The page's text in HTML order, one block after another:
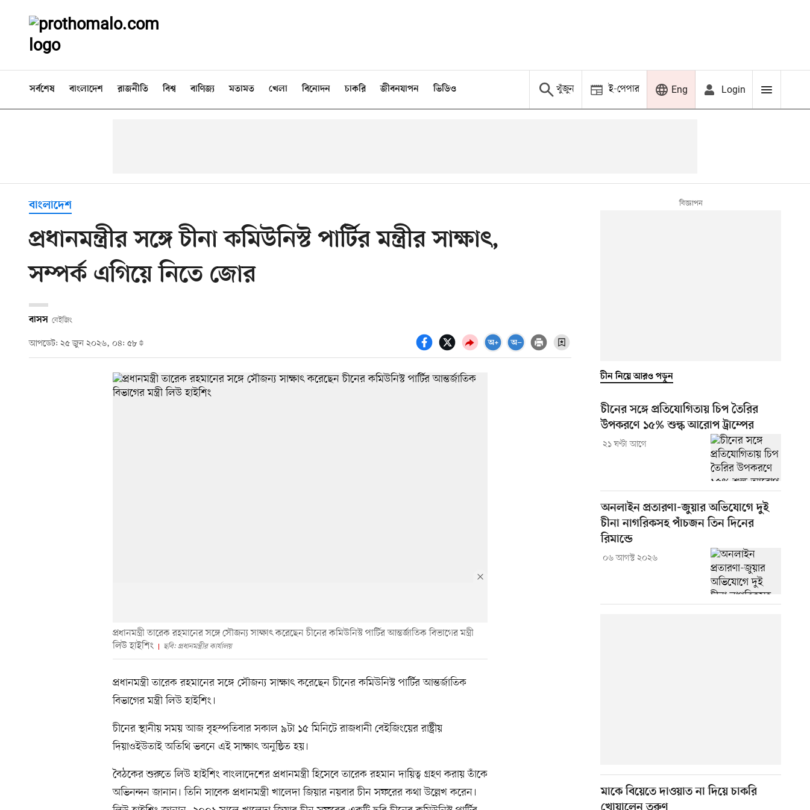
সর্বশেষ বাংলাদেশ রাজনীতি বিশ্ব বাণিজ্য মতামত খেলা বিনোদন চাকরি জীবনযাপন ভিডিও খুঁজুন ই-পেপার Eng Login
বাংলাদেশ
প্রধানমন্ত্রীর সঙ্গে চীনা কমিউনিস্ট পার্টির মন্ত্রীর সাক্ষাৎ,
সম্পর্ক এগিয়ে নিতে জোর
বাসস বেইজিং
আপডেট: ২৫ জুন ২০২৬, ০৪: ৫৮
প্রধানমন্ত্রী তারেক রহমানের সঙ্গে সৌজন্য সাক্ষাৎ করেছেন চীনের কমিউনিস্ট পার্টির আন্তর্জাতিক বিভাগের মন্ত্রী
লিউ হাইশিং
ছবি: প্রধানমন্ত্রীর কার্যালয়
প্রধানমন্ত্রী তারেক রহমানের সঙ্গে সৌজন্য সাক্ষাৎ করেছেন চীনের কমিউনিস্ট পার্টির আন্তর্জাতিক
বিভাগের মন্ত্রী লিউ হাইশিং।
চীনের স্থানীয় সময় আজ বৃহস্পতিবার সকাল ৯টা ১৫ মিনিটে রাজধানী বেইজিংয়ের রাষ্ট্রীয়
দিয়াওইউতাই অতিথি ভবনে এই সাক্ষাৎ অনুষ্ঠিত হয়।
বৈঠকের শুরুতে লিউ হাইশিং বাংলাদেশের প্রধানমন্ত্রী হিসেবে তারেক রহমান দায়িত্ব গ্রহণ করায় তাঁকে
অভিনন্দন জানান। তিনি সাবেক প্রধানমন্ত্রী খালেদা জিয়ার নয়বার চীন সফরের কথা উল্লেখ করেন।
চীন নিয়ে আরও পড়ুন
চীনের সঙ্গে প্রতিযোগিতায় চিপ তৈরির
উপকরণে ১৫% শুল্ক আরোপ ট্রাম্পের
২১ ঘণ্টা আগে
অনলাইন প্রতারণা-জুয়ার অভিযোগে দুই
চীনা নাগরিকসহ পাঁচজন তিন দিনের
রিমান্ডে
০৬ আগস্ট ২০২৬
মাকে বিয়েতে দাওয়াত না দিয়ে চাকরি